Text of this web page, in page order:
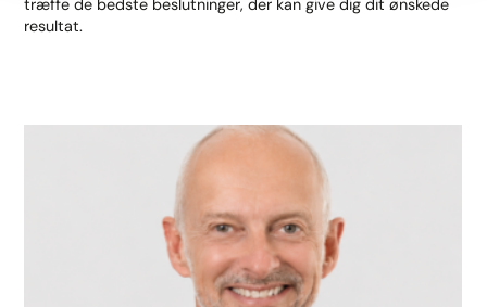
træffe de bedste beslutninger, der kan give dig dit ønskede
resultat.